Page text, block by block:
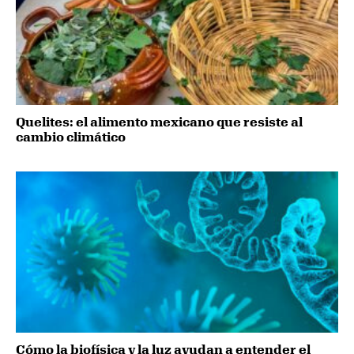
Quelites: el alimento mexicano que resiste al
cambio climático
Cómo la biofísica y la luz ayudan a entender el